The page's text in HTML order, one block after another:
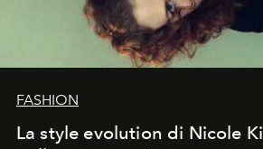
FASHION
La style evolution di Nicole